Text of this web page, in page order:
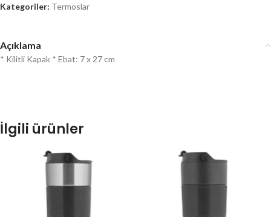
Kategoriler: Termoslar
Açıklama
* Kilitli Kapak * Ebat: 7 x 27 cm
İlgili ürünler